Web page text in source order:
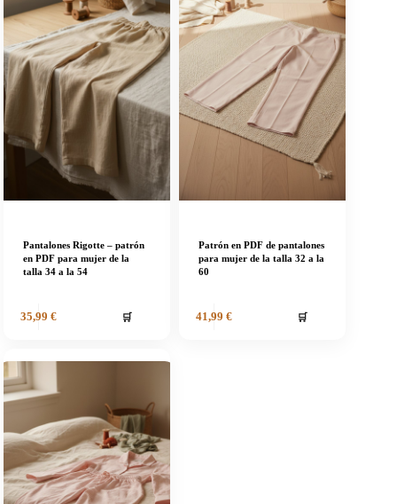
Pantalones Rigotte – patrón
en PDF para mujer de la
talla 34 a la 54
35,99 € 🛒
Patrón en PDF de pantalones
para mujer de la talla 32 a la
60
41,99 € 🛒